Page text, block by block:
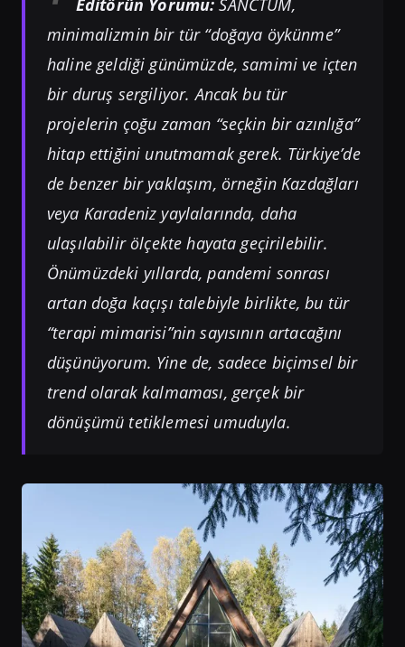
minimalizmin bir tür “doğaya öykünme”
haline geldiği günümüzde, samimi ve içten
bir duruş sergiliyor. Ancak bu tür
projelerin çoğu zaman “seçkin bir azınlığa”
hitap ettiğini unutmamak gerek. Türkiye’de
de benzer bir yaklaşım, örneğin Kazdağları
veya Karadeniz yaylalarında, daha
ulaşılabilir ölçekte hayata geçirilebilir.
Önümüzdeki yıllarda, pandemi sonrası
artan doğa kaçışı talebiyle birlikte, bu tür
“terapi mimarisi”nin sayısının artacağını
düşünüyorum. Yine de, sadece biçimsel bir
trend olarak kalmaması, gerçek bir
dönüşümü tetiklemesi umuduyla.